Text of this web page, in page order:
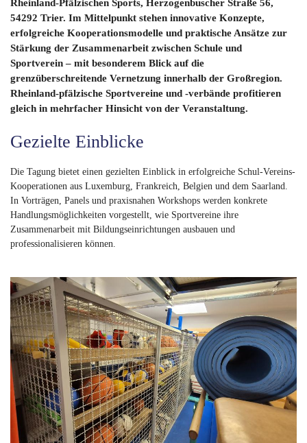
Rheinland-Pfälzischen Sports, Herzogenbuscher Straße 56,
54292 Trier. Im Mittelpunkt stehen innovative Konzepte,
erfolgreiche Kooperationsmodelle und praktische Ansätze zur
Stärkung der Zusammenarbeit zwischen Schule und
Sportverein – mit besonderem Blick auf die
grenzüberschreitende Vernetzung innerhalb der Großregion.
Rheinland-pfälzische Sportvereine und -verbände profitieren
gleich in mehrfacher Hinsicht von der Veranstaltung.
Gezielte Einblicke
Die Tagung bietet einen gezielten Einblick in erfolgreiche Schul-Vereins-
Kooperationen aus Luxemburg, Frankreich, Belgien und dem Saarland.
In Vorträgen, Panels und praxisnahen Workshops werden konkrete
Handlungsmöglichkeiten vorgestellt, wie Sportvereine ihre
Zusammenarbeit mit Bildungseinrichtungen ausbauen und
professionalisieren können.